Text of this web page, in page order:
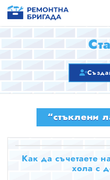
ЗА
“стъклени
Как да съчетаете
хола с